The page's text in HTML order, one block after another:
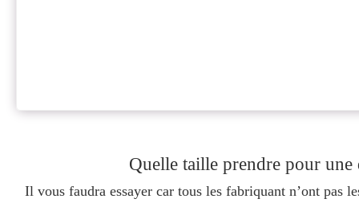
Quelle taille prendre pour une
Il vous faudra essayer car tous les fabriquant n’ont pas